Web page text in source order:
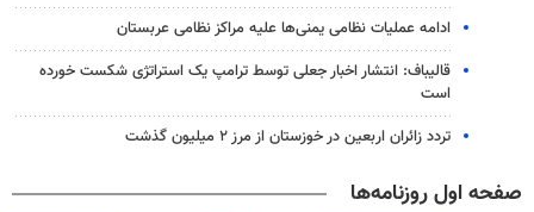
ادامه عملیات نظامی یمنی‌ها علیه مراکز نظامی عربستان
قالیباف: انتشار اخبار جعلی توسط ترامپ یک استراتژی شکست خورده
است
تردد زائران اربعین در خوزستان از مرز ۲ میلیون گذشت
صفحه اول روزنامه‌ها